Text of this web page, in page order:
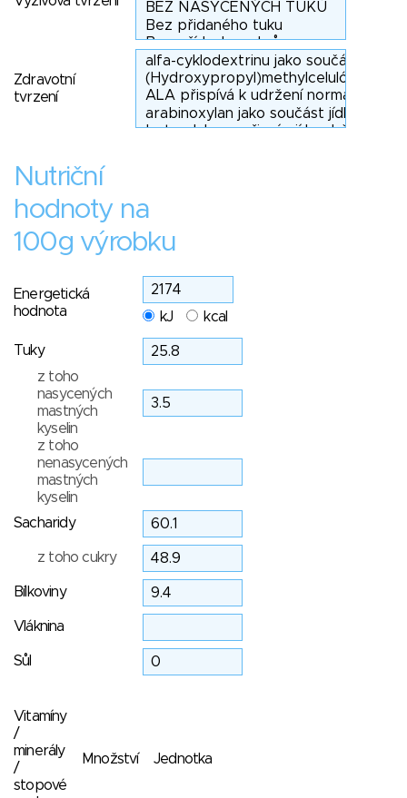
Zdravotní
tvrzení
Nutriční
hodnoty na
100g výrobku
Energetická
hodnota
kJ kcal
Tuky
z toho
nasycených
mastných
kyselin
z toho
nenasycených
mastných
kyselin
Sacharidy
z toho cukry
Bílkoviny
Vláknina
Sůl
Vitamíny
/
minerály
/
stopové
Množství Jednotka